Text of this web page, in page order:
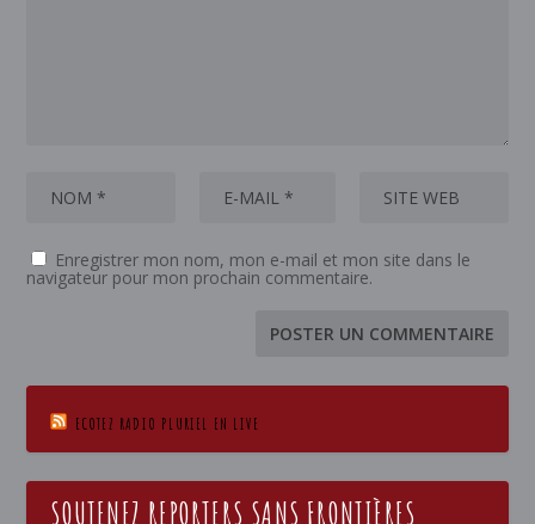
Enregistrer mon nom, mon e-mail et mon site dans le
navigateur pour mon prochain commentaire.
ECOTEZ RADIO PLURIEL EN LIVE
SOUTENEZ REPORTERS SANS FRONTIÈRES